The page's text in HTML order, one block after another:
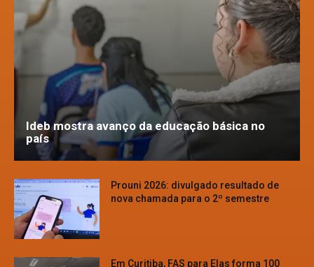
Ideb mostra avanço da educação básica no
país
Prouni 2026: divulgado resultado de
nova chamada para o 2º semestre
Em Curitiba, FAS para Elas forma 100